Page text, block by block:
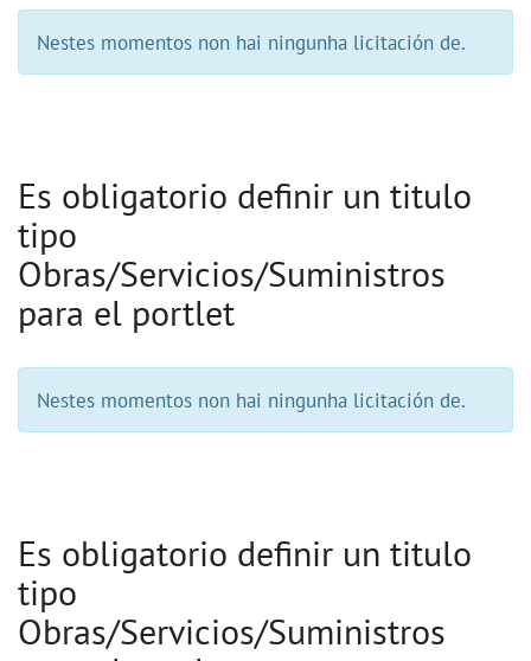
Nestes momentos non hai ningunha licitación de.
Es obligatorio definir un titulo
tipo
Obras/Servicios/Suministros
para el portlet
Nestes momentos non hai ningunha licitación de.
Es obligatorio definir un titulo
tipo
Obras/Servicios/Suministros